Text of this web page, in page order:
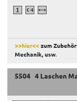
>>hier<<zum
Mechanik, usw.
5504 4 Laschen